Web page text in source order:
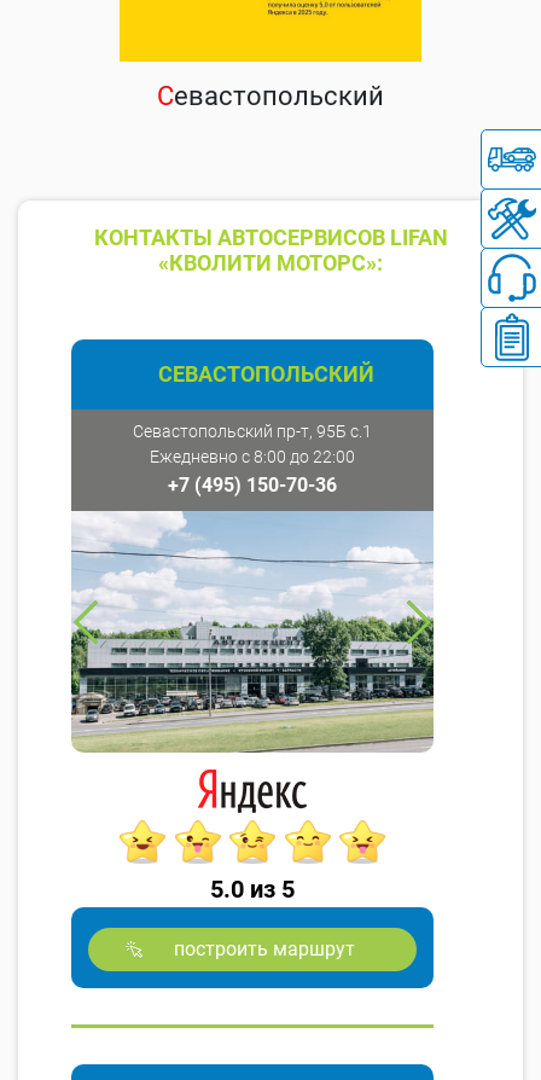
Севастопольский
КОНТАКТЫ АВТОСЕРВИСОВ LIFAN
«КВОЛИТИ МОТОРС»:
СЕВАСТОПОЛЬСКИЙ
Севастопольский пр-т, 95Б с.1
Ежедневно с 8:00 до 22:00
+7 (495) 150-70-36
5.0 из 5
построить маршрут